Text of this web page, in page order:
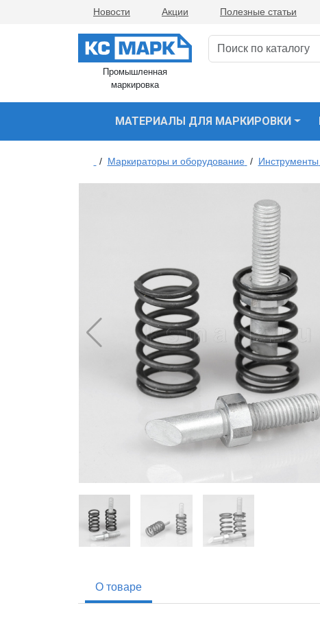
Новости Акции Полезные статьи
Промышленная
маркировка
МАТЕРИАЛЫ ДЛЯ МАРКИРОВКИ
/ Маркираторы и оборудование / Инструменты
О товаре